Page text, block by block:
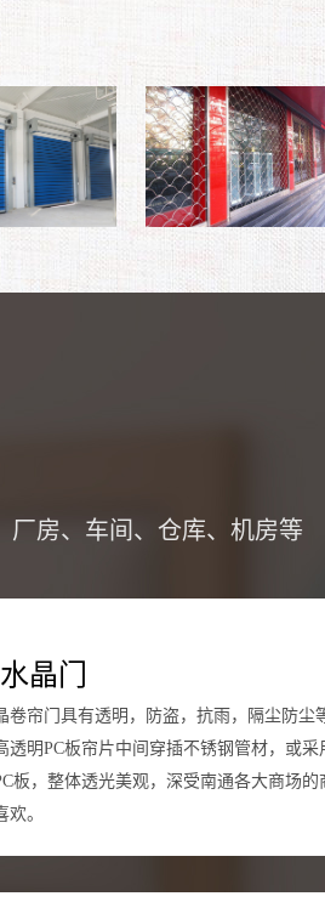
厂房、车间、仓库、机房等
晶门
卷帘门具有透明，防盗，抗雨，隔尘防尘
透明PC板帘片中间穿插不锈钢管材，或采
板，整体透光美观，深受南通各大商场的
欢。